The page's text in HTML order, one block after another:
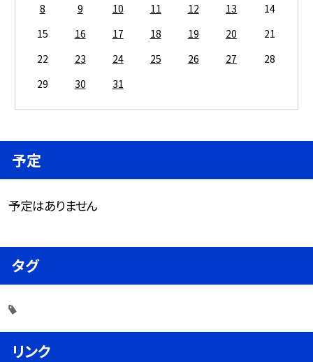
8
9 10 11 12 13
14
15
16 17 18 19 20
21
22
23 24 25 26 27
28
29
30 31
予定
予定はありません
タグ
リンク